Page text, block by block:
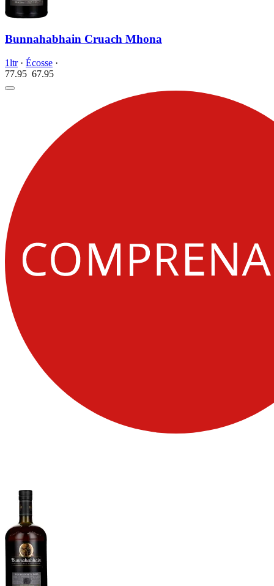
Bunnahabhain Cruach Mhona
1ltr· Écosse ·
77.95 67.95